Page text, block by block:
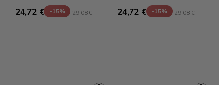
24,72 € -15% 29,08 € 24,72 € -15% 29,08 €